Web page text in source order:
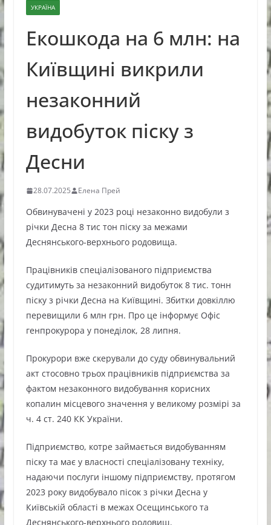
УКРАЇНА
Екошкода на 6 млн: на
Київщині викрили
незаконний
видобуток піску з
Десни
28.07.2025 Елена Прей
Обвинувачені у 2023 році незаконно видобули з
річки Десна 8 тис тон піску за межами
Деснянського-верхнього родовища.
Працівників спеціалізованого підприємства
судитимуть за незаконний видобуток 8 тис. тонн
піску з річки Десна на Київщині. Збитки довкіллю
перевищили 6 млн грн. Про це інформує Офіс
генпрокурора у понеділок, 28 липня.
Прокурори вже скерували до суду обвинувальний
акт стосовно трьох працівників підприємства за
фактом незаконного видобування корисних
копалин місцевого значення у великому розмірі за
ч. 4 ст. 240 КК України.
Підприємство, котре займається видобуванням
піску та має у власності спеціалізовану техніку,
надаючи послуги іншому підприємству, протягом
2023 року видобувало пісок з річки Десна у
Київській області в межах Осещинського та
Деснянського-верхнього родовищ.